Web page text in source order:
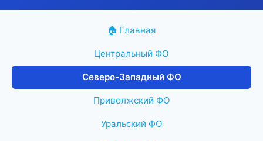
🏠 Главная
Центральный ФО
Северо-Западный ФО
Приволжский ФО
Уральский ФО